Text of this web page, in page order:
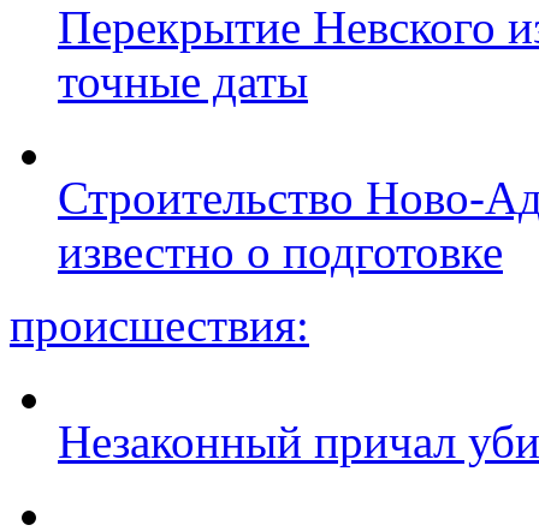
Перекрытие Невского
точные даты
Строительство Ново-
известно о подготовке
происшествия:
Незаконный причал